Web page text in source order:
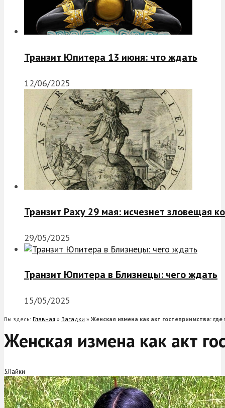
Транзит Юпитера 13 июня: что ждать
12/06/2025
Транзит Раху 29 мая: исчезнет зловещая
29/05/2025
Транзит Юпитера в Близнецы: чего ждать
15/05/2025
Вы здесь: Главная » Загадки » Женская измена как акт гостеприимства: где
Женская измена как акт
5Лайки